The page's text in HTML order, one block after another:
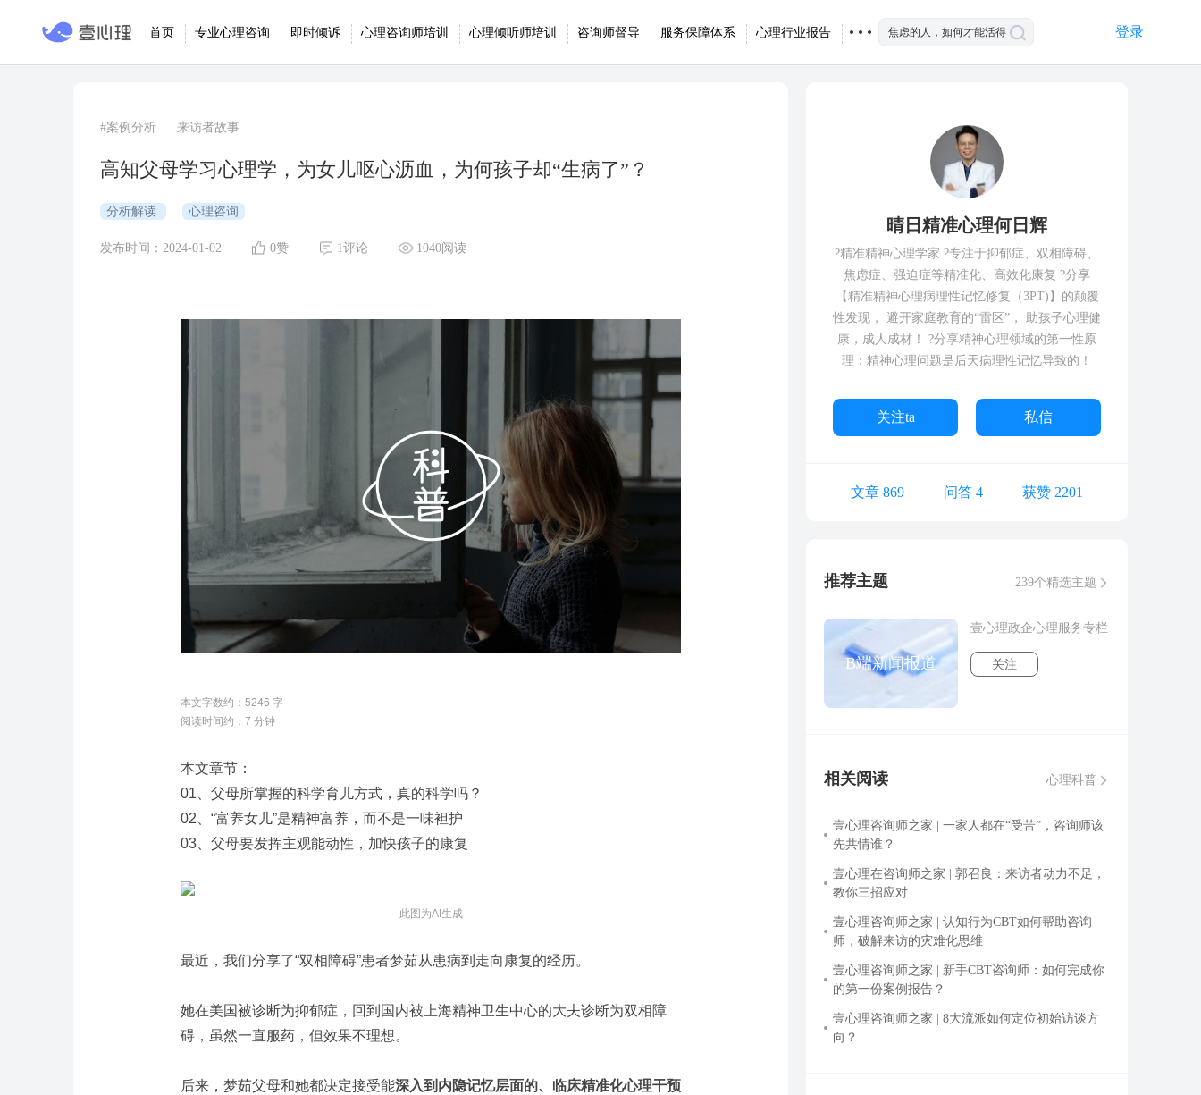
首页 专业心理咨询 即时倾诉 心理咨询师培训 心理倾听师培训 咨询师督导 服务保障体系 心理行业报告 登录
#案例分析 来访者故事
高知父母学习心理学，为女儿呕心沥血，为何孩子却“生病了”？
分析解读 心理咨询
发布时间：2024-01-02 0赞 1评论 1040阅读
本文字数约：5246 字
阅读时间约：7 分钟
本文章节：
01、父母所掌握的科学育儿方式，真的科学吗？
02、“富养女儿”是精神富养，而不是一味袒护
03、父母要发挥主观能动性，加快孩子的康复
此图为AI生成
最近，我们分享了“双相障碍”患者梦茹从患病到走向康复的经历。
她在美国被诊断为抑郁症，回到国内被上海精神卫生中心的大夫诊断为双相障
碍，虽然一直服药，但效果不理想。
后来，梦茹父母和她都决定接受能深入到内隐记忆层面的、临床精准化心理干预
晴日精准心理何日辉
?精准精神心理学家 ?专注于抑郁症、双相障碍、
焦虑症、强迫症等精准化、高效化康复 ?分享
【精准精神心理病理性记忆修复（3PT)】的颠覆
性发现， 避开家庭教育的“雷区”， 助孩子心理健
康，成人成材！ ?分享精神心理领域的第一性原
理：精神心理问题是后天病理性记忆导致的！
关注ta 私信
文章 869 问答 4 获赞 2201
推荐主题 239个精选主题
B端新闻报道
壹心理政企心理服务专栏
关注
相关阅读 心理科普
壹心理咨询师之家 | 一家人都在“受苦”，咨询师该
先共情谁？
壹心理在咨询师之家 | 郭召良：来访者动力不足，
教你三招应对
壹心理咨询师之家 | 认知行为CBT如何帮助咨询
师，破解来访的灾难化思维
壹心理咨询师之家 | 新手CBT咨询师：如何完成你
的第一份案例报告？
壹心理咨询师之家 | 8大流派如何定位初始访谈方
向？